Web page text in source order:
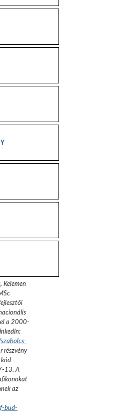
. Kelemen
a 2000-
részvény
13. A
az
bud-